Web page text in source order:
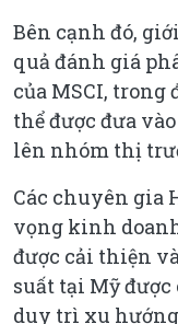
Bên cạnh đó,
quả đánh giá
của MSCI, trong
thể được đưa
lên nhóm thị
Các chuyên gia
vọng kinh
được cải thiện
suất tại Mỹ được
duy trì xu